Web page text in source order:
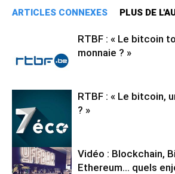
ARTICLES CONNEXES PLUS DE
RTBF : « Le bitcoin
monnaie ? »
RTBF : « Le bitcoin,
? »
Vidéo : Blockchain,
Ethereum… quels